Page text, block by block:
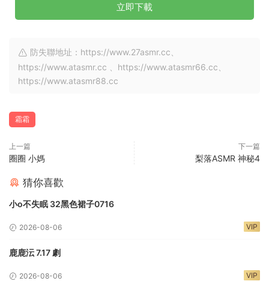
立即下載
防失聯地址：https://www.27asmr.cc、
https://www.atasmr.cc 、https://www.atasmr66.cc、
https://www.atasmr88.cc
霜霜
上一篇
圈圈 小媽
下一篇
梨落ASMR 神秘4
猜你喜歡
小o不失眠 32黑色裙子0716
2026-08-06 VIP
鹿鹿沄 7.17 劇
2026-08-06 VIP